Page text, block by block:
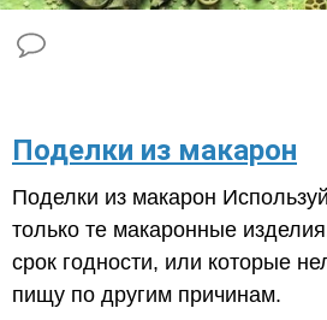
​Поделки из макарон
Поделки из макарон
только те макаронные
срок годности, или которые
пищу по другим причинам.